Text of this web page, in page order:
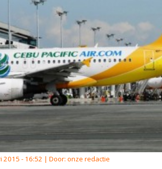
2015 - 16:52 | Door: onze redactie